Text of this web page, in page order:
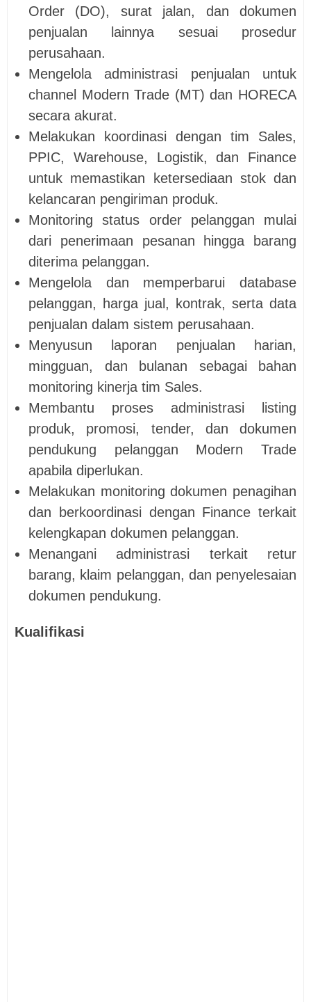
Order (DO), surat jalan, dan dokumen
penjualan lainnya sesuai prosedur
perusahaan.
Mengelola administrasi penjualan untuk
channel Modern Trade (MT) dan HORECA
secara akurat.
Melakukan koordinasi dengan tim Sales,
PPIC, Warehouse, Logistik, dan Finance
untuk memastikan ketersediaan stok dan
kelancaran pengiriman produk.
Monitoring status order pelanggan mulai
dari penerimaan pesanan hingga barang
diterima pelanggan.
Mengelola dan memperbarui database
pelanggan, harga jual, kontrak, serta data
penjualan dalam sistem perusahaan.
Menyusun laporan penjualan harian,
mingguan, dan bulanan sebagai bahan
monitoring kinerja tim Sales.
Membantu proses administrasi listing
produk, promosi, tender, dan dokumen
pendukung pelanggan Modern Trade
apabila diperlukan.
Melakukan monitoring dokumen penagihan
dan berkoordinasi dengan Finance terkait
kelengkapan dokumen pelanggan.
Menangani administrasi terkait retur
barang, klaim pelanggan, dan penyelesaian
dokumen pendukung.
Kualifikasi